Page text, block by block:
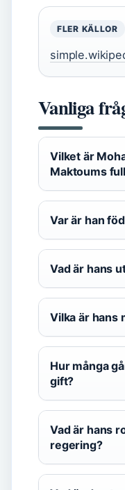
FLER KÄLLOR
Vanliga
Vilket är
Maktoums
Var är han
Vad är hans
Vilka är hans
Hur många
gift?
Vad är hans
regering?